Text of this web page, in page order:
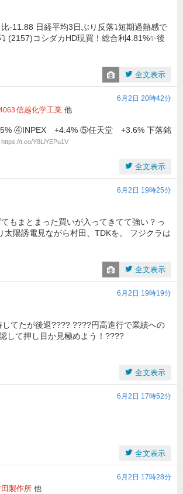
-11.88 日経平均3日ぶり反落⤵️短期過熱感で
(2157)コシダカHD現買！総合利4.81%✨後
全文表示
6月2日 20時42分
信越化学工業 他
④INPEX +4.4% ⑤任天堂 +3.6% 下落銘
https://t.co/Y8LiYEPu1V
全文表示
6月2日 19時25分
もまとまった買いが入ってきてて強い？っ
陽誘電見ながら村田、TDKを。 フジクラは
全文表示
6月2日 19時19分
てたが後退???? ????円高進行で業績への
して押し目か見極めよう！????
全文表示
6月2日 17時52分
全文表示
6月2日 17時28分
製作所 他